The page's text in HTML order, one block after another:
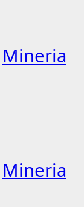
Mineria
Mineria